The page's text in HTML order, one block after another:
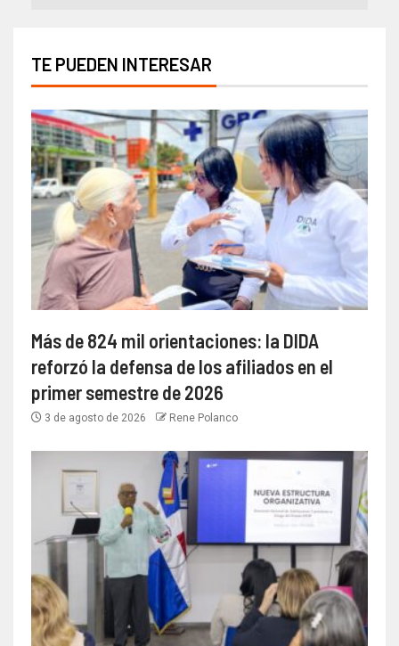
TE PUEDEN INTERESAR
Más de 824 mil orientaciones: la DIDA
reforzó la defensa de los afiliados en el
primer semestre de 2026
3 de agosto de 2026 Rene Polanco